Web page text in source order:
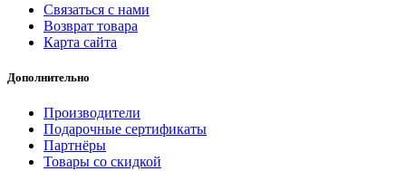
Связаться с нами
Возврат товара
Карта сайта
Дополнительно
Производители
Подарочные сертификаты
Партнёры
Товары со скидкой